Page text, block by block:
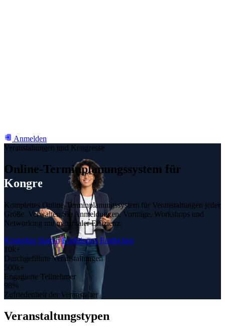
Anmelden
Veranstaltungen und Kongresse
Online-Terminplanungssystem für
Messen
Komplettes Online-Terminplanungssystem für Veranstaltungen jeder
Größe. Verwalten Sie Anmeldungen, Vorträge, Workshops und
Networking mit maximaler Effizienz.
Kostenlos Starten Funktionen Entdecken
10k+
Durchgeführte Veranstaltungen
500k+
Engagierte Teilnehmer
98%
Zufriedenheit der Veranstalter
Veranstaltungstypen